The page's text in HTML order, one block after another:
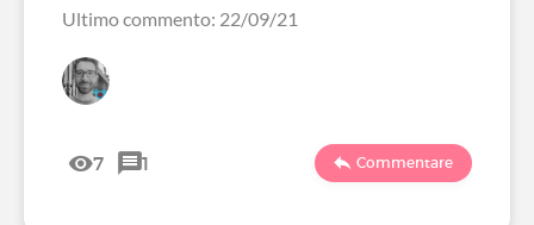
Ultimo commento: 22/09/21
7 1 Commentare